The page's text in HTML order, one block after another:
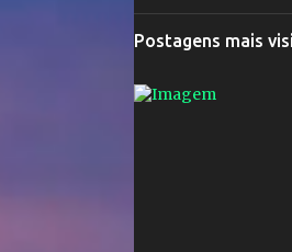
Postagens mais